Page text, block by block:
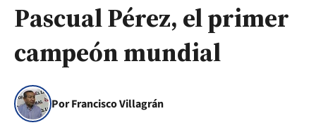
Pascual Pérez, el primer
campeón mundial
Por Francisco Villagrán